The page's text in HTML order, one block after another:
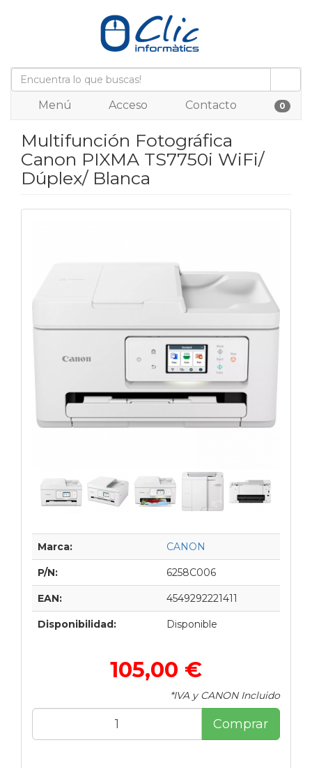
Menú Acceso Contacto 0
Multifunción Fotográfica
Canon PIXMA TS7750i WiFi/
Dúplex/ Blanca
Marca: CANON
P/N: 6258C006
EAN: 4549292221411
Disponibilidad: Disponible
105,00 €
*IVA y CANON Incluido
Comprar